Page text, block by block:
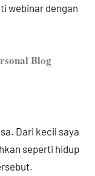
webinar dengan
Blog
Dari kecil saya
seperti hidup